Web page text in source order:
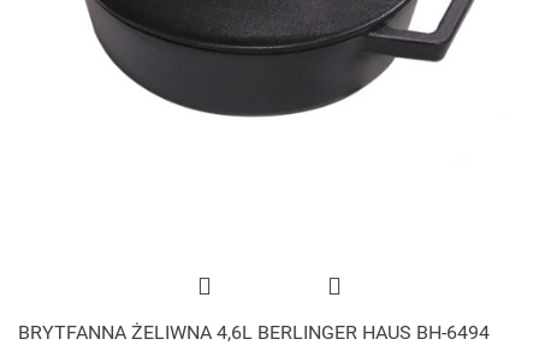
BRYTFANNA ŻELIWNA 4,6L BERLINGER HAUS BH-6494